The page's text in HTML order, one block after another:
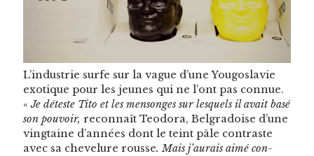
L’industrie surfe sur la vague d’une Yougoslavie
exo­tique pour les jeunes qui ne l’ont pas con­nue.
«Je déteste Tito et les men­songes sur lesquels il avait basé
son pou­voir,recon­naît Teodo­ra, Bel­gradoise d’une
ving­taine d’années dont le teint pâle con­traste
avec sa chevelure rousse. Mais j’aurais aimé con­